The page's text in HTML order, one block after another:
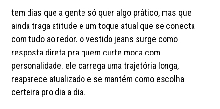
tem dias que a gente só quer algo prático, mas que
ainda traga atitude e um toque atual que se conecta
com tudo ao redor. o vestido jeans surge como
resposta direta pra quem curte moda com
personalidade. ele carrega uma trajetória longa,
reaparece atualizado e se mantém como escolha
certeira pro dia a dia.